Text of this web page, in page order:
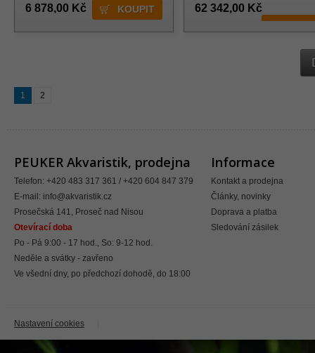
6 878,00 Kč 62 342,00 Kč
1 2
PEUKER Akvaristik, prodejna
Telefon: +420 483 317 361 / +420 604 847 379
E-mail: info@akvaristik.cz
Prosečská 141, Proseč nad Nisou
Otevírací doba
Po - Pá 9:00 - 17 hod., So: 9-12 hod.
Neděle a svátky - zavřeno
Ve všední dny, po předchozí dohodě, do 18:00
Informace
Kontakt a prodejna
Články, novinky
Doprava a platba
Sledování zásilek
Nastavení cookies